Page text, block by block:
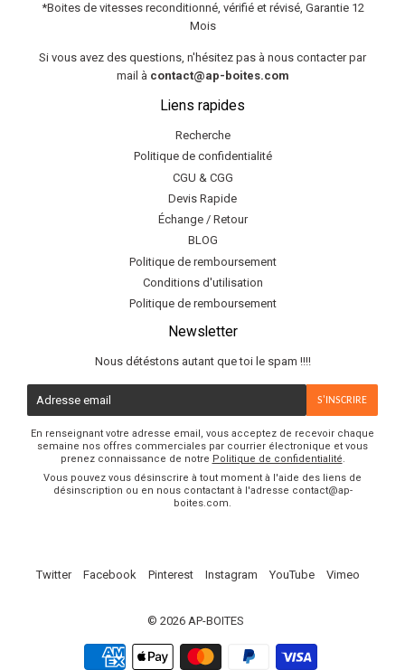
*Boites de vitesses reconditionné, vérifié et révisé, Garantie 12
Mois
Si vous avez des questions, n'hésitez pas à nous contacter par
mail à contact@ap-boites.com
Liens rapides
Recherche
Politique de confidentialité
CGU & CGG
Devis Rapide
Échange / Retour
BLOG
Politique de remboursement
Conditions d'utilisation
Politique de remboursement
Newsletter
Nous détéstons autant que toi le spam !!!!
mail
S'INSCRIRE
En renseignant votre adresse email, vous acceptez de recevoir chaque
semaine nos offres commerciales par courrier électronique et vous
prenez connaissance de notre Politique de confidentialité.
Vous pouvez vous désinscrire à tout moment à l'aide des liens de
désinscription ou en nous contactant à l'adresse contact@ap-
boites.com.
Twitter Facebook Pinterest Instagram YouTube Vimeo
© 2026 AP-BOITES